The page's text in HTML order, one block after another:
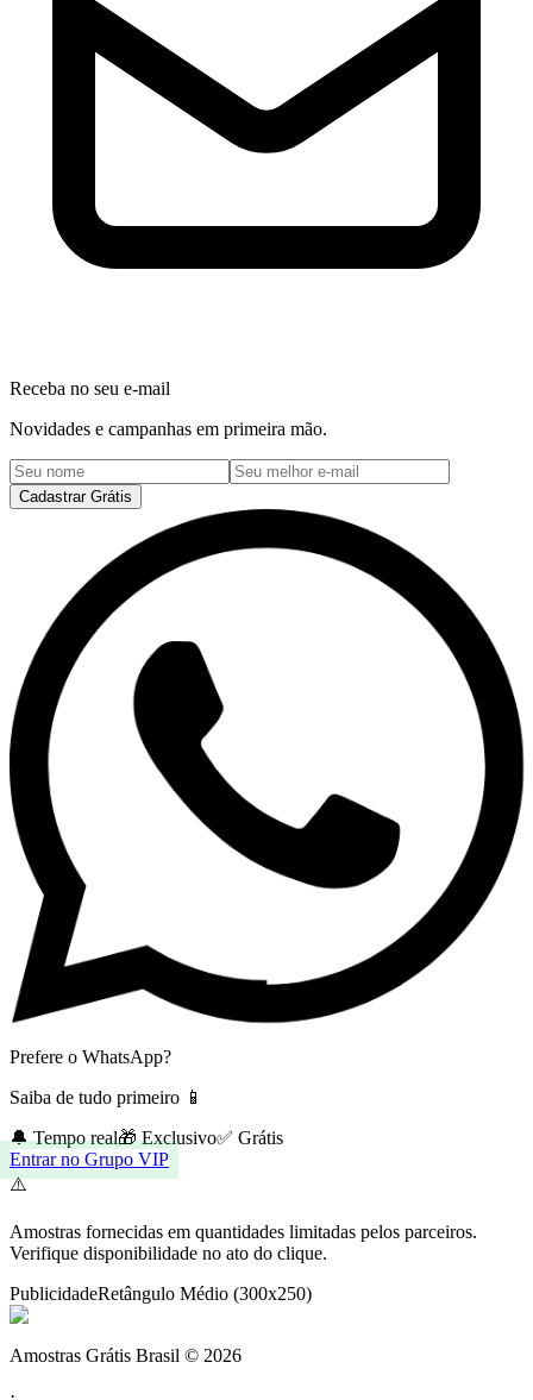
Receba no seu e-mail
Novidades e campanhas em primeira mão.
Cadastrar Grátis
Prefere o WhatsApp?
Saiba de tudo primeiro 📱
🔔 Tempo real🎁 Exclusivo✅ Grátis
Entrar no Grupo VIP
⚠️
Amostras fornecidas em quantidades limitadas pelos parceiros.
Verifique disponibilidade no ato do clique.
PublicidadeRetângulo Médio (300x250)
Amostras Grátis Brasil © 2026